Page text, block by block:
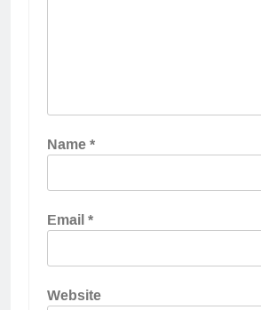
Name*
Email*
Website